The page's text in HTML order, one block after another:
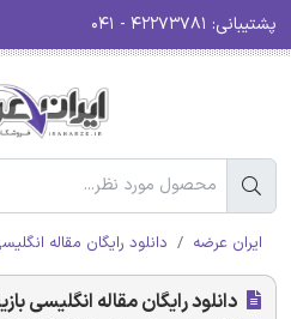
پشتیبانی:
ایران عرضه دانلود رایگان مقاله
دانلود رایگان مقاله انگلیسی